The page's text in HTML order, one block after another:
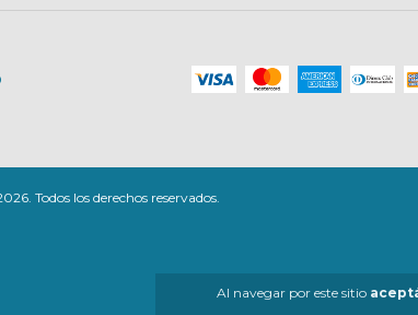
Al navegar por este sitio
Todos los derechos reservados.